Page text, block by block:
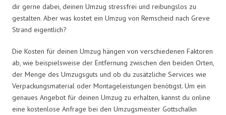
dir gerne dabei, deinen Umzug stressfrei und reibungslos zu
gestalten. Aber was kostet ein Umzug von Remscheid nach Greve
Strand eigentlich?
Die Kosten für deinen Umzug hängen von verschiedenen Faktoren
ab, wie beispielsweise der Entfernung zwischen den beiden Orten,
der Menge des Umzugsguts und ob du zusätzliche Services wie
Verpackungsmaterial oder Montageleistungen benötigst. Um ein
genaues Angebot für deinen Umzug zu erhalten, kannst du online
eine kostenlose Anfrage bei den Umzugsmeister Gottschalkn